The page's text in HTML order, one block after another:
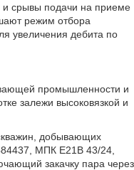
и срывы подачи на приеме
режим отбора
увеличения дебита по
промышленности и
залежи высоковязкой и
добывающих
МПК Е21В 43/24,
закачку пара через